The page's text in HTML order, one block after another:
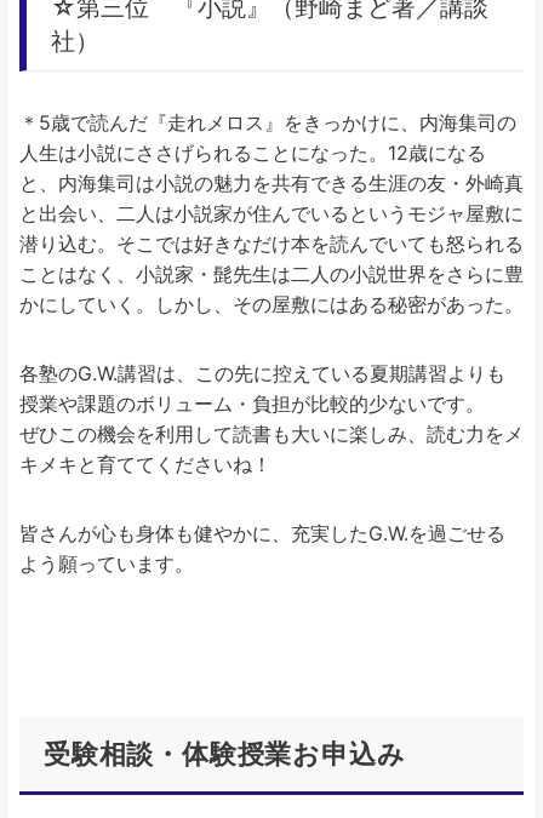
☆第三位 『小説』（野崎まど著／講談
社）
＊5歳で読んだ『走れメロス』をきっかけに、内海集司の
人生は小説にささげられることになった。12歳になる
と、内海集司は小説の魅力を共有できる生涯の友・外崎真
と出会い、二人は小説家が住んでいるというモジャ屋敷に
潜り込む。そこでは好きなだけ本を読んでいても怒られる
ことはなく、小説家・髭先生は二人の小説世界をさらに豊
かにしていく。しかし、その屋敷にはある秘密があった。
各塾のG.W.講習は、この先に控えている夏期講習よりも
授業や課題のボリューム・負担が比較的少ないです。
ぜひこの機会を利用して読書も大いに楽しみ、読む力をメ
キメキと育ててくださいね！
皆さんが心も身体も健やかに、充実したG.W.を過ごせる
よう願っています。
受験相談・体験授業お申込み